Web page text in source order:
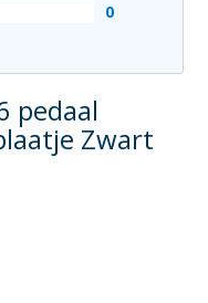
0
pedaal
Zwart